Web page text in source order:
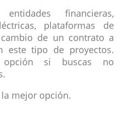
financieras,
plataformas de
de un contrato a
este tipo de proyectos.
si buscas no
mejor opción.